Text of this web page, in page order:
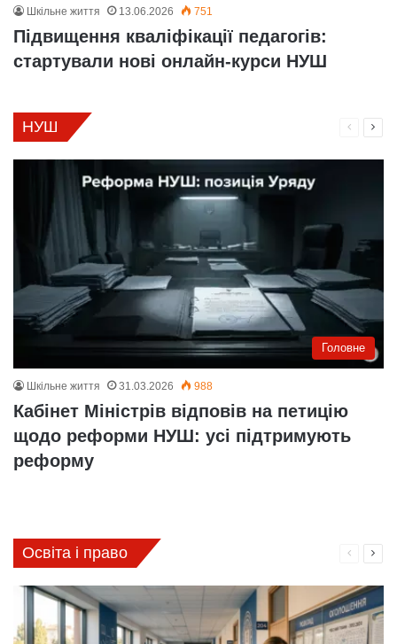
Шкільне життя 13.06.2026 751
Підвищення кваліфікації педагогів:
стартували нові онлайн-курси НУШ
НУШ
Головне
Шкільне життя 31.03.2026 988
Кабінет Міністрів відповів на петицію
щодо реформи НУШ: усі підтримують
реформу
Освіта і право